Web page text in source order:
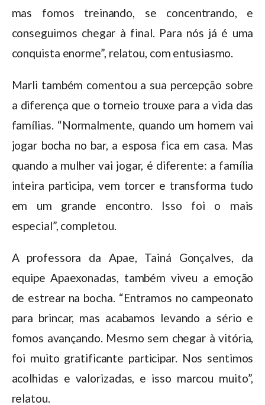
mas fomos treinando, se concentrando, e
conseguimos chegar à final. Para nós já é uma
conquista enorme”, relatou, com entusiasmo.
Marli também comentou a sua percepção sobre
a diferença que o torneio trouxe para a vida das
famílias. “Normalmente, quando um homem vai
jogar bocha no bar, a esposa fica em casa. Mas
quando a mulher vai jogar, é diferente: a família
inteira participa, vem torcer e transforma tudo
em um grande encontro. Isso foi o mais
especial”, completou.
A professora da Apae, Tainá Gonçalves, da
equipe Apaexonadas, também viveu a emoção
de estrear na bocha. “Entramos no campeonato
para brincar, mas acabamos levando a sério e
fomos avançando. Mesmo sem chegar à vitória,
foi muito gratificante participar. Nos sentimos
acolhidas e valorizadas, e isso marcou muito”,
relatou.